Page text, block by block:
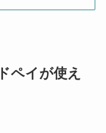
ペイが使え